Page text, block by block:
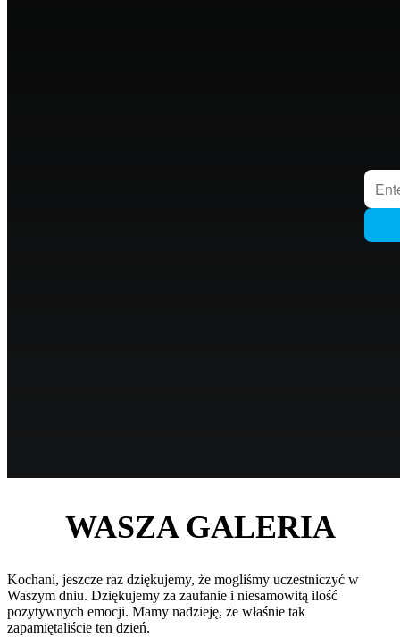
WASZA GALERIA
Kochani, jeszcze raz dziękujemy, że mogliśmy uczestniczyć w
Waszym dniu. Dziękujemy za zaufanie i niesamowitą ilość
pozytywnych emocji. Mamy nadzieję, że właśnie tak
zapamiętaliście ten dzień.